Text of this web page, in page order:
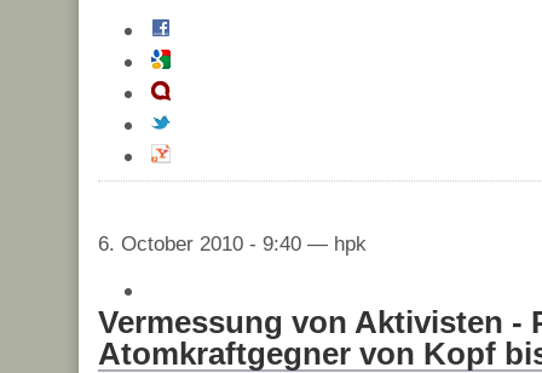
6. October 2010 - 9:40 — hpk
Vermessung von Aktivisten -
Atomkraftgegner von Kopf